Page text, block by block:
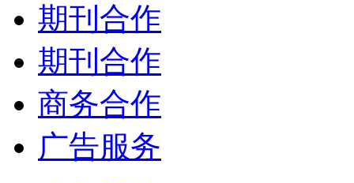
期刊合作
期刊合作
商务合作
广告服务